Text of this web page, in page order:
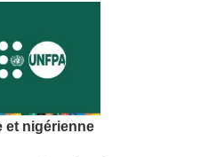
et nigérienne